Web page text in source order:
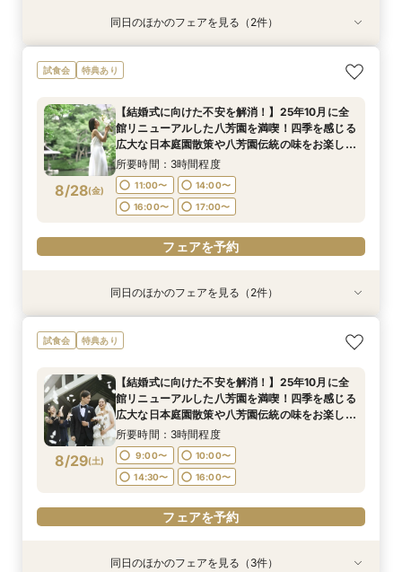
特典あり
8/27(木)
【ご結婚が決まったばかりのおふたりへ 】「お
顔合わせ」から結婚式当日までトータルサポート
&絶品ローストビーフの豪華試食会付フェア
所要時間：3時間程度
11:00〜
14:00〜
16:00〜
17:00〜
フェアを予約
特典あり
8/27(木)
【結婚式に向けた不安を解消！】25年10月に全
館リニューアルした八芳園を満喫！四季を感じる
いただける特別試食会付お悩み相談フェア
所要時間：3時間程度
11:00〜
14:00〜
16:00〜
17:00〜
フェアを予約
同日のほかのフェアを見る（2件）
試食会 特典あり
8/28(金)
【結婚式に向けた不安を解消！】25年10月に全
館リニューアルした八芳園を満喫！四季を感じる
広大な日本庭園散策や八芳園伝統の味をお楽しみ
いただける特別試食会付お悩み相談フェア
所要時間：3時間程度
11:00〜
14:00〜
16:00〜
17:00〜
フェアを予約
特典あり
8/28(金)
【ご結婚が決まったばかりのおふたりへ 】「お
顔合わせ」から結婚式当日までトータルサポート
&絶品ローストビーフの豪華試食会付フェア
所要時間：3時間程度
11:00〜
14:00〜
16:00〜
17:00〜
フェアを予約
特典あり
8/28(金)
【時期・招待人数何も決まってなくてもOK 創業
80年の八芳園がおふたりをフルサポート】豪華
所要時間：3時間程度
11:00〜
14:00〜
16:00〜
17:00〜
フェアを予約
同日のほかのフェアを見る（2件）
試食会 特典あり
8/29(土)
【結婚式に向けた不安を解消！】25年10月に全
館リニューアルした八芳園を満喫！四季を感じる
広大な日本庭園散策や八芳園伝統の味をお楽しみ
いただける特別試食会付お悩み相談フェア
所要時間：3時間程度
9:00〜
10:00〜
14:30〜
16:00〜
フェアを予約
特典あり
特典あり
特典あり同日のほかのフェアを見る（3件）